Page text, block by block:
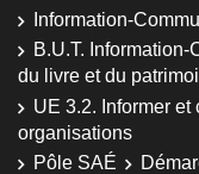
Information-
B.U.T.
du livre et du
UE 3.2. Informer
organisations
Pôle SAÉ